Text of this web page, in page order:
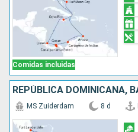
Comidas incluidas
MS Zuiderdam 8 d